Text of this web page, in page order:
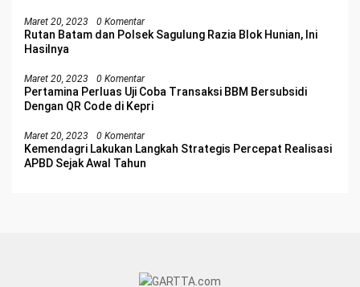
Maret 20, 2023 0 Komentar
Rutan Batam dan Polsek Sagulung Razia Blok Hunian, Ini
Hasilnya
Maret 20, 2023 0 Komentar
Pertamina Perluas Uji Coba Transaksi BBM Bersubsidi
Dengan QR Code di Kepri
Maret 20, 2023 0 Komentar
Kemendagri Lakukan Langkah Strategis Percepat Realisasi
APBD Sejak Awal Tahun